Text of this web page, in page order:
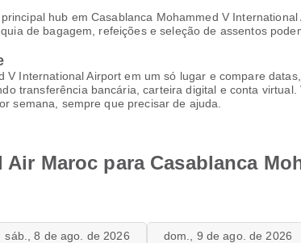
hub em Casablanca Mohammed V
de bagagem, refeições e seleção de assentos
International Airport em um só lugar e compare
transferência bancária, carteira digital e conta
semana, sempre que precisar de ajuda.
Maroc para Casablanca
sáb., 8 de ago. de 2026 dom., 9 de ago. de 2026